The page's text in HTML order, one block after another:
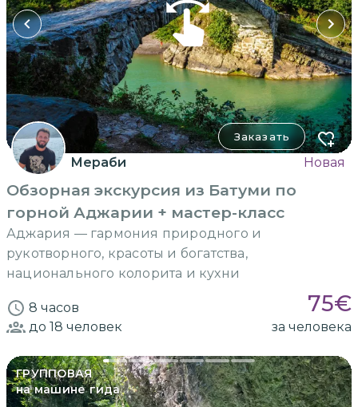
Заказать
Мераби Новая
Обзорная экскурсия из Батуми по
горной Аджарии + мастер-класс
Аджария — гармония природного и
рукотворного, красоты и богатства,
национального колорита и кухни
8 часов 75€
до 18 человек за человека
ГРУППОВАЯ
на машине гида